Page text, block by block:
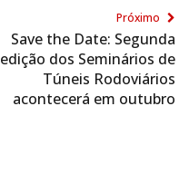
Próximo
Save the Date: Segunda
edição dos Seminários de
Túneis Rodoviários
acontecerá em outubro